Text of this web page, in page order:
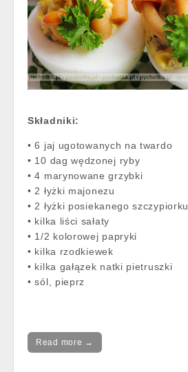
Składniki:
• 6 jaj ugotowanych na twardo
• 10 dag wędzonej ryby
• 4 marynowane grzybki
• 2 łyżki majonezu
• 2 łyżki posiekanego szczypiorku
• kilka liści sałaty
• 1/2 kolorowej papryki
• kilka rzodkiewek
• kilka gałązek natki pietruszki
• sól, pieprz
Read more →